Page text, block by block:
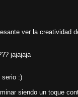
ver la creatividad
jajajaja
serio :)
siendo un toque